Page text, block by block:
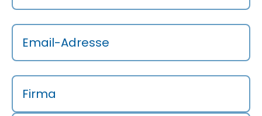
Email-Adresse
Firma